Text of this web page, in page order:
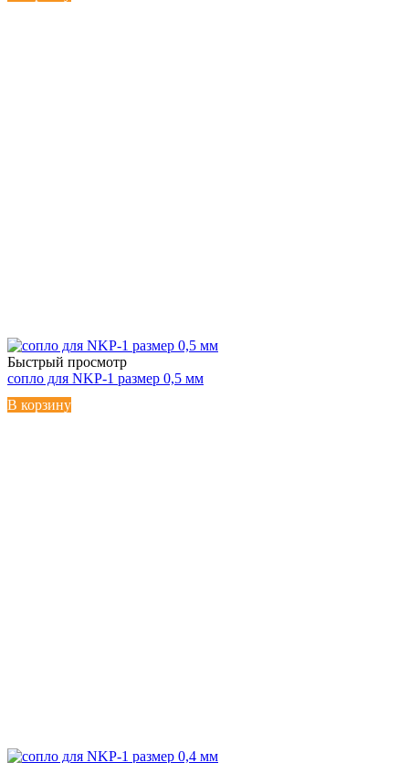
Быстрый просмотр
сопло для NKP-1 размер 0,5 мм
В корзину